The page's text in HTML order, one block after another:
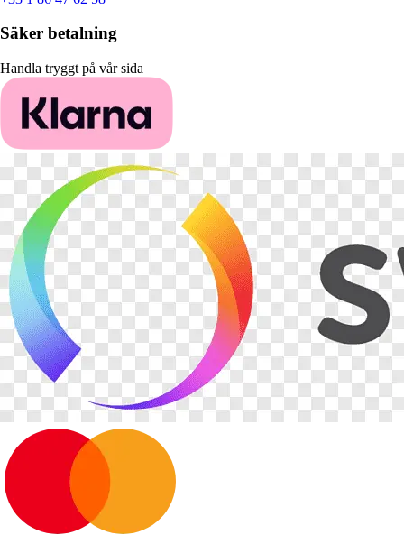
Säker betalning
Handla tryggt på vår sida